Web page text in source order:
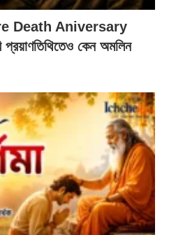
Death Aniversary
কেন অমলিন